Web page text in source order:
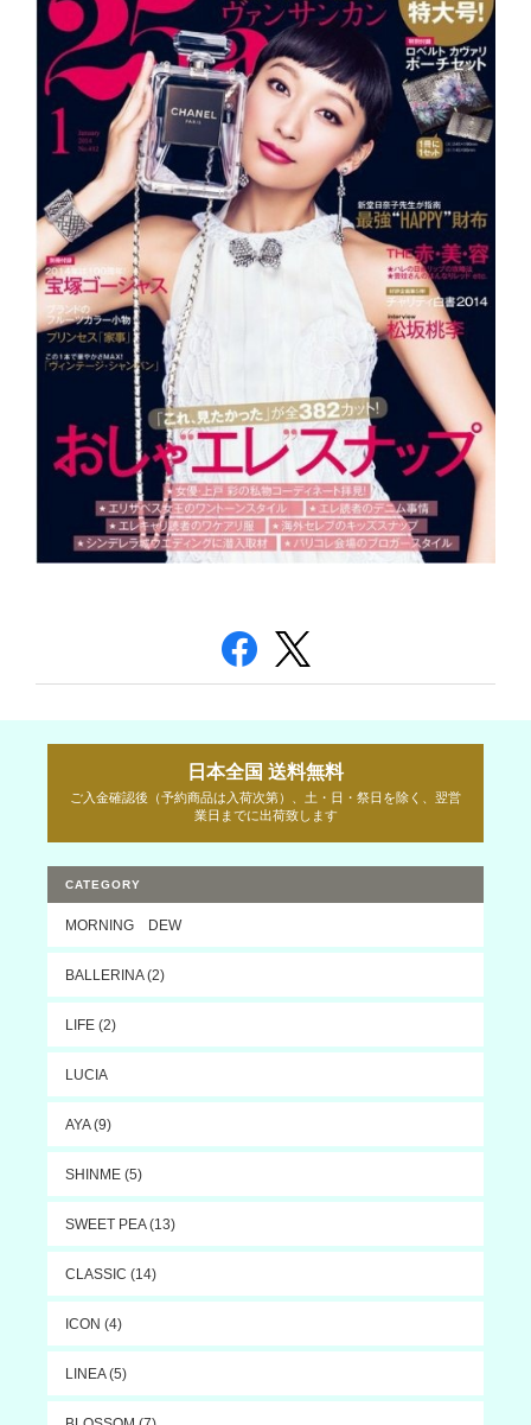
日本全国 送料無料
ご入金確認後（予約商品は入荷次第）、土・日・祭日を除く、翌営
業日までに出荷致します
CATEGORY
MORNING DEW
BALLERINA (2)
LIFE (2)
LUCIA
AYA (9)
SHINME (5)
SWEET PEA (13)
CLASSIC (14)
ICON (4)
LINEA (5)